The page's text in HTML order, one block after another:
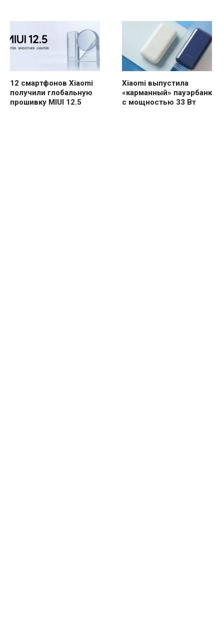
12 смартфонов Xiaomi
получили глобальную
прошивку MIUI 12.5
Xiaomi выпустила
«карманный» пауэрбанк
с мощностью 33 Вт